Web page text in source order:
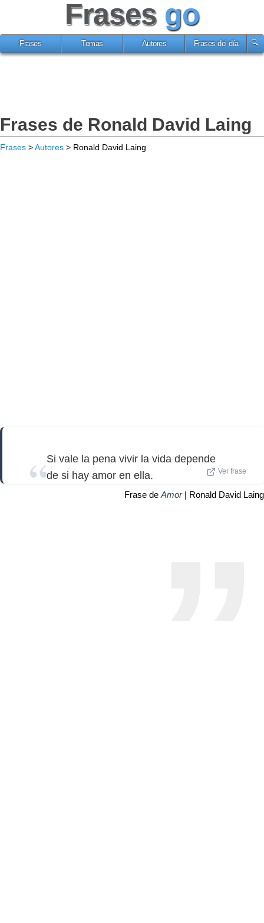
Frases go
Frases Temas Autores Frases del día
Frases de Ronald David Laing
Frases >Autores > Ronald David Laing
Si vale la pena vivir la vida depende
de si hay amor en ella.
Ver frase
Frase de Amor| Ronald David Laing